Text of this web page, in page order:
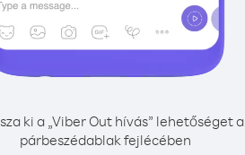
ki a „Viber Out hívás” lehetőséget a
párbeszédablak fejlécében